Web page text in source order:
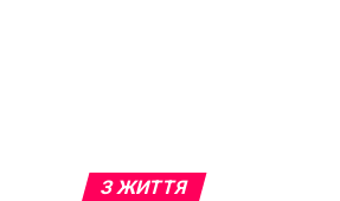
З ЖИТТЯ